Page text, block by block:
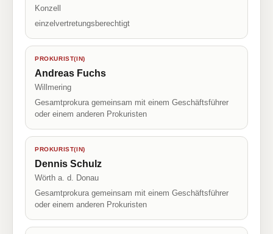
Konzell
einzelvertretungsberechtigt
PROKURIST(IN)
Andreas Fuchs
Willmering
Gesamtprokura gemeinsam mit einem Geschäftsführer
oder einem anderen Prokuristen
PROKURIST(IN)
Dennis Schulz
Wörth a. d. Donau
Gesamtprokura gemeinsam mit einem Geschäftsführer
oder einem anderen Prokuristen